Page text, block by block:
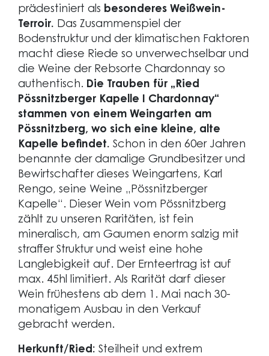
Chardonnay
2023
Menge
prädestiniert als besonderes Weißwein-
Terroir. Das Zusammenspiel der
Bodenstruktur und der klimatischen Faktoren
macht diese Riede so unverwechselbar und
die Weine der Rebsorte Chardonnay so
authentisch. Die Trauben für „Ried
Pössnitzberger Kapelle I Chardonnay“
stammen von einem Weingarten am
Pössnitzberg, wo sich eine kleine, alte
Kapelle befindet. Schon in den 60er Jahren
benannte der damalige Grundbesitzer und
Bewirtschafter dieses Weingartens, Karl
Rengo, seine Weine „Pössnitzberger
Kapelle“. Dieser Wein vom Pössnitzberg
zählt zu unseren Raritäten, ist fein
mineralisch, am Gaumen enorm salzig mit
straffer Struktur und weist eine hohe
Langlebigkeit auf. Der Ernteertrag ist auf
max. 45hl limitiert. Als Rarität darf dieser
Wein frühestens ab dem 1. Mai nach 30-
monatigem Ausbau in den Verkauf
gebracht werden.
Herkunft/Ried: Steilheit und extrem